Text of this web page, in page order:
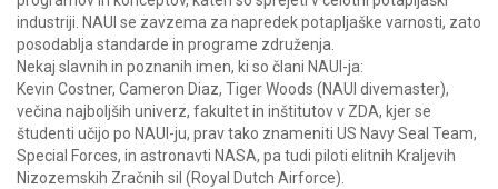
industriji. NAUI se zavzema za napredek potapljaške varnosti, zato
posodablja standarde in programe združenja.
Nekaj slavnih in poznanih imen, ki so člani NAUI-ja:
Kevin Costner, Cameron Diaz, Tiger Woods (NAUI divemaster),
večina najboljših univerz, fakultet in inštitutov v ZDA, kjer se
študenti učijo po NAUI-ju, prav tako znameniti US Navy Seal Team,
Special Forces, in astronavti NASA, pa tudi piloti elitnih Kraljevih
Nizozemskih Zračnih sil (Royal Dutch Airforce).